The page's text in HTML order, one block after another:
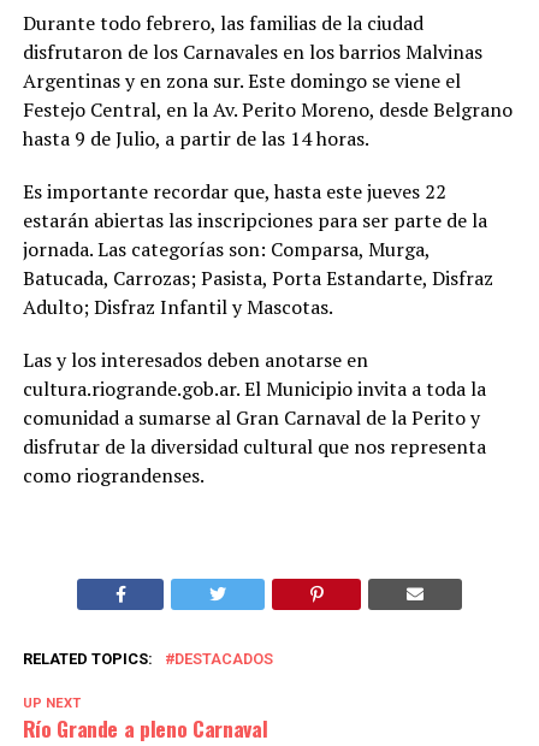
Durante todo febrero, las familias de la ciudad
disfrutaron de los Carnavales en los barrios Malvinas
Argentinas y en zona sur. Este domingo se viene el
Festejo Central, en la Av. Perito Moreno, desde Belgrano
hasta 9 de Julio, a partir de las 14 horas.
Es importante recordar que, hasta este jueves 22
estarán abiertas las inscripciones para ser parte de la
jornada. Las categorías son: Comparsa, Murga,
Batucada, Carrozas; Pasista, Porta Estandarte, Disfraz
Adulto; Disfraz Infantil y Mascotas.
Las y los interesados deben anotarse en
cultura.riogrande.gob.ar. El Municipio invita a toda la
comunidad a sumarse al Gran Carnaval de la Perito y
disfrutar de la diversidad cultural que nos representa
como riograndenses.
RELATED TOPICS: DESTACADOS
UP NEXT
Río Grande a pleno Carnaval